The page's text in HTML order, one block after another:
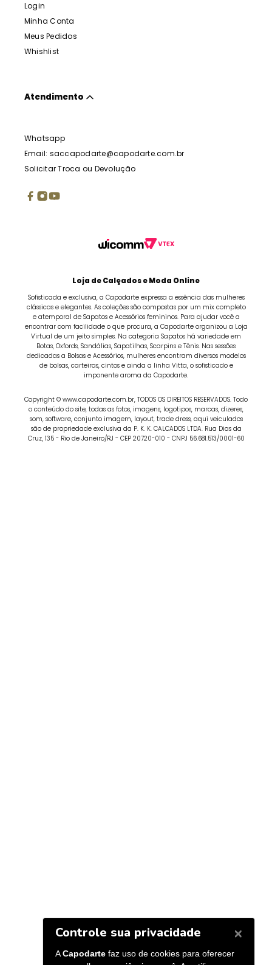
Login
Minha Conta
Meus Pedidos
Whishlist
Atendimento
Whatsapp
Email: saccapodarte@capodarte.com.br
Solicitar Troca ou Devolução
Loja de Calçados e Moda Online
Sofisticada e exclusiva, a Capodarte expressa a essência das mulheres
clássicas e elegantes. As coleções são compostas por um mix completo
e atemporal de Sapatos e Acessórios femininos. Para ajudar você a
encontrar com facilidade o que procura, a Capodarte organizou a Loja
Virtual de um jeito simples. Na categoria Sapatos há variedade em
Botas, Oxfords, Sandálias, Sapatilhas, Scarpins e Tênis. Nas sessões
dedicadas a Bolsas e Acessórios, mulheres encontram diversos modelos
de bolsas, carteiras, cintos e ainda a linha Vitta, o sofisticado e
imponente aroma da Capodarte.
Copyright © www.capodarte.com.br, TODOS OS DIREITOS RESERVADOS. Todo
o conteúdo do site, todas as fotos, imagens, logotipos, marcas, dizeres,
som, software, conjunto imagem, layout, trade dress, aqui veiculados
são de propriedade exclusiva da P. K. K. CALCADOS LTDA. Rua Dias da
Cruz, 135 - Rio de Janeiro/RJ - CEP 20720-010 - CNPJ 56.681.513/0001-60